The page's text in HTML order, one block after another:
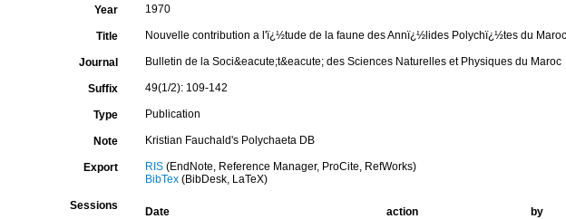
Year 1970
Title Nouvelle contribution a l'ï¿½tude de la faune des Annï¿½lides Polychï¿½tes du Maroc
Journal Bulletin de la Soci&eacute;t&eacute; des Sciences Naturelles et Physiques du Maroc
Suffix 49(1/2): 109-142
Type Publication
Note Kristian Fauchald's Polychaeta DB
Export RIS(EndNote, Reference Manager, ProCite, RefWorks)
BibTex(BibDesk, LaTeX)
Sessions Date action
by